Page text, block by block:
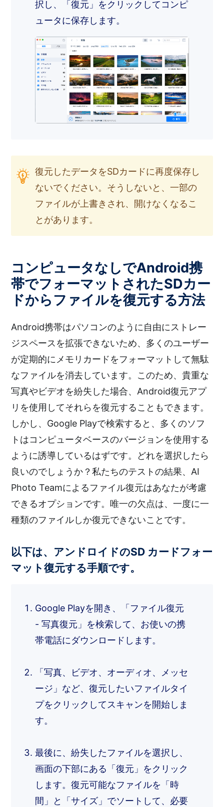
択し、「復元」をクリックしてコンピ
ュータに保存します。
復元したデータをSDカードに再度保存し
ないでください。そうしないと、一部の
ファイルが上書きされ、開けなくなるこ
とがあります。
コンピュータなしでAndroid携
帯でフォーマットされたSDカー
ドからファイルを復元する方法
Android携帯はパソコンのように自由にストレー
ジスペースを拡張できないため、多くのユーザー
が定期的にメモリカードをフォーマットして無駄
なファイルを消去しています。このため、貴重な
写真やビデオを紛失した場合、Android復元アプ
リを使用してそれらを復元することもできます。
しかし、Google Playで検索すると、多くのソフ
トはコンピュータベースのバージョンを使用する
ように誘導しているはずです。どれを選択したら
良いのでしょうか？私たちのテストの結果、AI
Photo Teamによるファイル復元はあなたが考慮
できるオプションです。唯一の欠点は、一度に一
種類のファイルしか復元できないことです。
以下は、アンドロイドのSD カードフォー
マット復元する手順です。
Google Playを開き、「ファイル復元
- 写真復元」を検索して、お使いの携
帯電話にダウンロードします。
「写真、ビデオ、オーディオ、メッセ
ージ」など、復元したいファイルタイ
プをクリックしてスキャンを開始しま
す。
最後に、紛失したファイルを選択し、
画面の下部にある「復元」をクリック
します。復元可能なファイルを「時
間」と「サイズ」でソートして、必要